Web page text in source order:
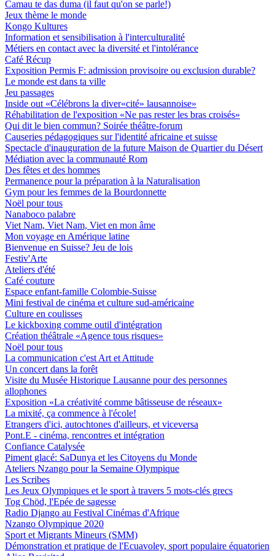
Camau te das duma (il faut qu'on se parle!)
Jeux thème le monde
Kongo Kultures
Information et sensibilisation à l'interculturalité
Métiers en contact avec la diversité et l'intolérance
Café Récup
Exposition Permis F: admission provisoire ou exclusion durable?
Le monde est dans ta ville
Jeu passages
Inside out «Célébrons la diver«cité» lausannoise»
Réhabilitation de l'exposition «Ne pas rester les bras croisés»
Qui dit le bien commun? Soirée théâtre-forum
Causeries pédagogiques sur l'identité africaine et suisse
Spectacle d'inauguration de la future Maison de Quartier du Désert
Médiation avec la communauté Rom
Des fêtes et des hommes
Permanence pour la préparation à la Naturalisation
Gym pour les femmes de la Bourdonnette
Noël pour tous
Nanaboco palabre
Viet Nam, Viet Nam, Viet en mon âme
Mon voyage en Amérique latine
Bienvenue en Suisse? Jeu de lois
Festiv'Arte
Ateliers d'été
Café couture
Espace enfant-famille Colombie-Suisse
Mini festival de cinéma et culture sud-américaine
Culture en coulisses
Le kickboxing comme outil d'intégration
Création théâtrale «Agence tous risques»
Noël pour tous
La communication c'est Art et Attitude
Un concert dans la forêt
Visite du Musée Historique Lausanne pour des personnes
allophones
Exposition «La créativité comme bâtisseuse de réseaux»
La mixité, ça commence à l'école!
Etrangers d'ici, autochtones d'ailleurs, et viceversa
Pont.E - cinéma, rencontres et intégration
Confiance Catalysée
Piment glacé: SaDunya et les Citoyens du Monde
Ateliers Nzango pour la Semaine Olympique
Les Scribes
Les Jeux Olympiques et le sport à travers 5 mots-clés grecs
Tog Chöd, l'Epée de sagesse
Radio Django au Festival Cinémas d'Afrique
Nzango Olympique 2020
Sport et Migrants Mineurs (SMM)
Démonstration et pratique de l'Ecuavoley, sport populaire équatorien